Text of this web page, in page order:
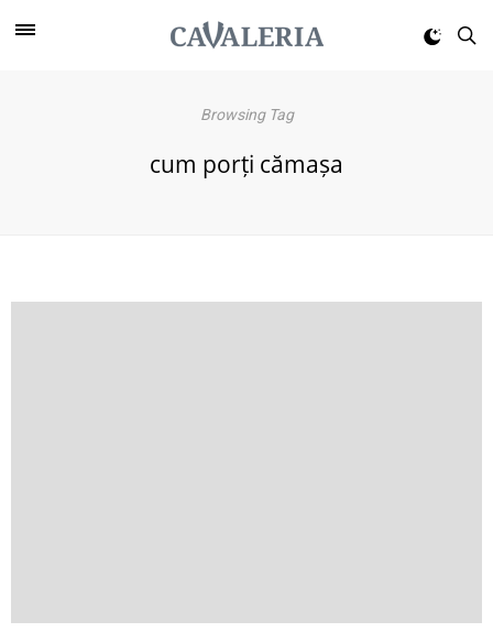
Browsing Tag
cum porți cămașa